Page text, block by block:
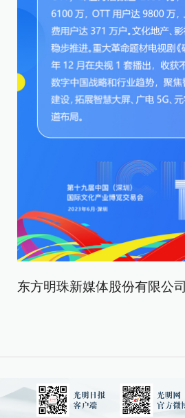
东方明珠新媒体股份有限公司